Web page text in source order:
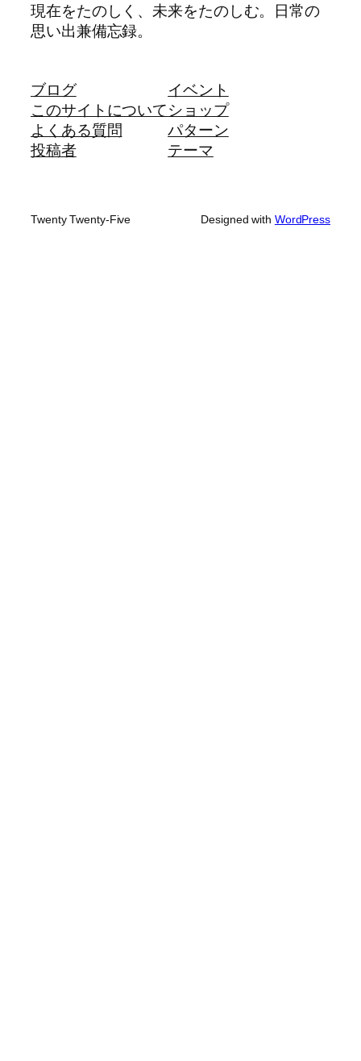
現在をたのしく、未来をたのしむ。日常の
思い出兼備忘録。
ブログ
このサイトについて
よくある質問
投稿者
イベント
ショップ
パターン
テーマ
Twenty Twenty-Five Designed with WordPress